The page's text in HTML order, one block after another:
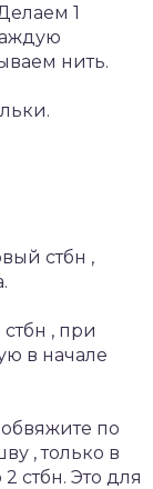
1
нить.
стбн ,
, при
в начале
по
, только в
стбн. Это для